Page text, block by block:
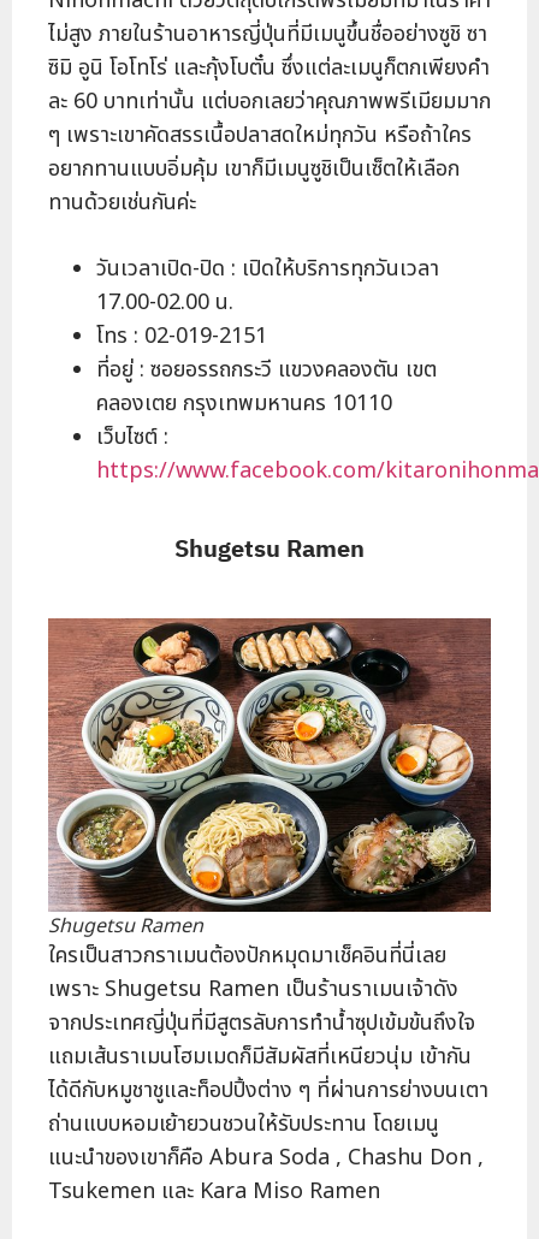
ไม่สูง ภายในร้านอาหารญี่ปุ่นที่มีเมนูขึ้นชื่ออย่างซูชิ ซา
ซิมิ อูนิ โอโทโร่ และกุ้งโบตั๋น ซึ่งแต่ละเมนูก็ตกเพียงคำ
ละ 60 บาทเท่านั้น แต่บอกเลยว่าคุณภาพพรีเมียมมาก
ๆ เพราะเขาคัดสรรเนื้อปลาสดใหม่ทุกวัน หรือถ้าใคร
อยากทานแบบอิ่มคุ้ม เขาก็มีเมนูซูชิเป็นเซ็ตให้เลือก
ทานด้วยเช่นกันค่ะ
วันเวลาเปิด-ปิด : เปิดให้บริการทุกวันเวลา
17.00-02.00 น.
โทร : 02-019-2151
ที่อยู่ : ซอยอรรถกระวี แขวงคลองตัน เขต
คลองเตย กรุงเทพมหานคร 10110
เว็บไซต์ :
https://www.facebook.com/
Shugetsu Ramen
Shugetsu Ramen
ใครเป็นสาวกราเมนต้องปักหมุดมาเช็คอินที่นี่เลย
เพราะ Shugetsu Ramen เป็นร้านราเมนเจ้าดัง
จากประเทศญี่ปุ่นที่มีสูตรลับการทำน้ำซุปเข้มข้นถึงใจ
แถมเส้นราเมนโฮมเมดก็มีสัมผัสที่เหนียวนุ่ม เข้ากัน
ได้ดีกับหมูชาชูและท็อปปิ้งต่าง ๆ ที่ผ่านการย่างบนเตา
ถ่านแบบหอมเย้ายวนชวนให้รับประทาน โดยเมนู
แนะนำของเขาก็คือ Abura Soda , Chashu Don ,
Tsukemen และ Kara Miso Ramen